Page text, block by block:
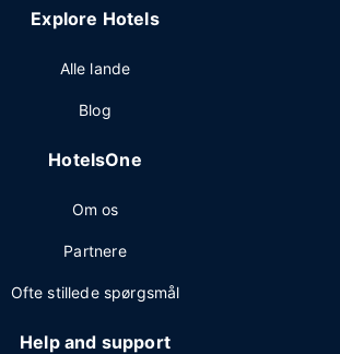
Explore Hotels
Alle lande
Blog
HotelsOne
Om os
Partnere
Ofte stillede spørgsmål
Help and support